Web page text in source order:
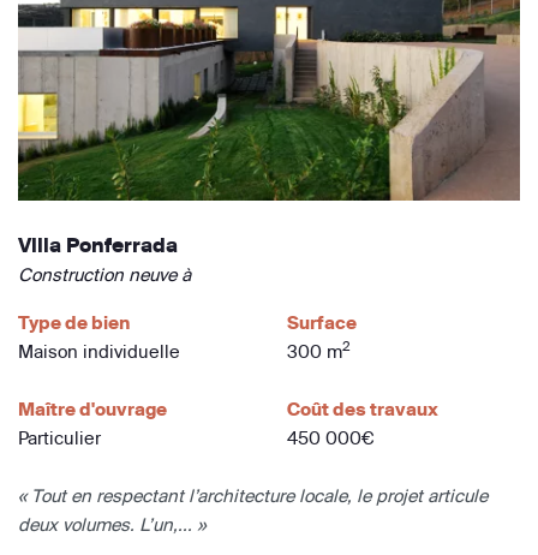
Villa Ponferrada
Construction neuve à
Type de bien
Maison individuelle
Surface
300 m2
Maître d'ouvrage
Particulier
Coût des travaux
450 000€
« Tout en respectant l’architecture locale, le projet articule
deux volumes. L’un,... »